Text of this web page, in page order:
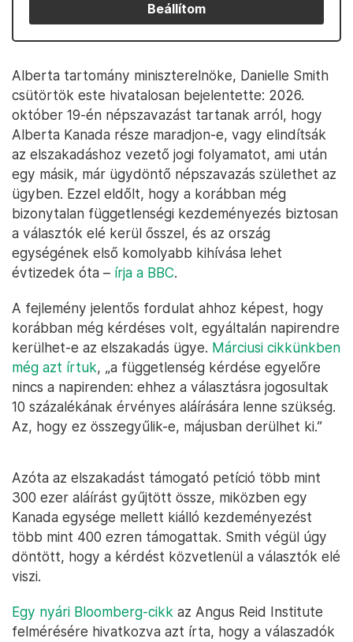
Beállítom
Alberta tartomány miniszterelnöke, Danielle Smith
csütörtök este hivatalosan bejelentette: 2026.
október 19-én népszavazást tartanak arról, hogy
Alberta Kanada része maradjon-e, vagy elindítsák
az elszakadáshoz vezető jogi folyamatot, ami után
egy másik, már ügydöntő népszavazás születhet az
ügyben. Ezzel eldőlt, hogy a korábban még
bizonytalan függetlenségi kezdeményezés biztosan
a választók elé kerül ősszel, és az ország
egységének első komolyabb kihívása lehet
évtizedek óta – írja a BBC.
A fejlemény jelentős fordulat ahhoz képest, hogy
korábban még kérdéses volt, egyáltalán napirendre
kerülhet-e az elszakadás ügye. Márciusi cikkünkben
még azt írtuk, „a függetlenség kérdése egyelőre
nincs a napirenden: ehhez a választásra jogosultak
10 százalékának érvényes aláírására lenne szükség.
Az, hogy ez összegyűlik-e, májusban derülhet ki.”
Azóta az elszakadást támogató petíció több mint
300 ezer aláírást gyűjtött össze, miközben egy
Kanada egysége mellett kiálló kezdeményezést
több mint 400 ezren támogattak. Smith végül úgy
döntött, hogy a kérdést közvetlenül a választók elé
viszi.
Egy nyári Bloomberg-cikk az Angus Reid Institute
felmérésére hivatkozva azt írta, hogy a válaszadók